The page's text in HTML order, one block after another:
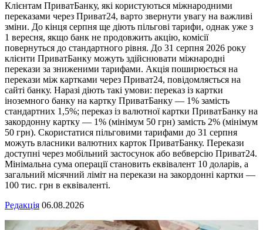
Клієнтам ПриватБанку, які користуються міжнародними
переказами через Приват24, варто звернути увагу на важливі
зміни. До кінця серпня ще діють пільгові тарифи, однак уже з
1 вересня, якщо банк не продовжить акцію, комісії
повернуться до стандартного рівня. До 31 серпня 2026 року
клієнти ПриватБанку можуть здійснювати міжнародні
перекази за зниженими тарифами. Акція поширюється на
перекази між картками через Приват24, повідомляється на
сайті банку. Наразі діють такі умови: переказ із картки
іноземного банку на картку ПриватБанку — 1% замість
стандартних 1,5%; переказ із валютної картки ПриватБанку на
закордонну картку — 1% (мінімум 50 грн) замість 2% (мінімум
50 грн). Скористатися пільговими тарифами до 31 серпня
можуть власники валютних карток ПриватБанку. Перекази
доступні через мобільний застосунок або вебверсію Приват24.
Мінімальна сума операції становить еквівалент 10 доларів, а
загальний місячний ліміт на перекази на закордонні картки —
100 тис. грн в еквіваленті.
Редакція 06.08.2026